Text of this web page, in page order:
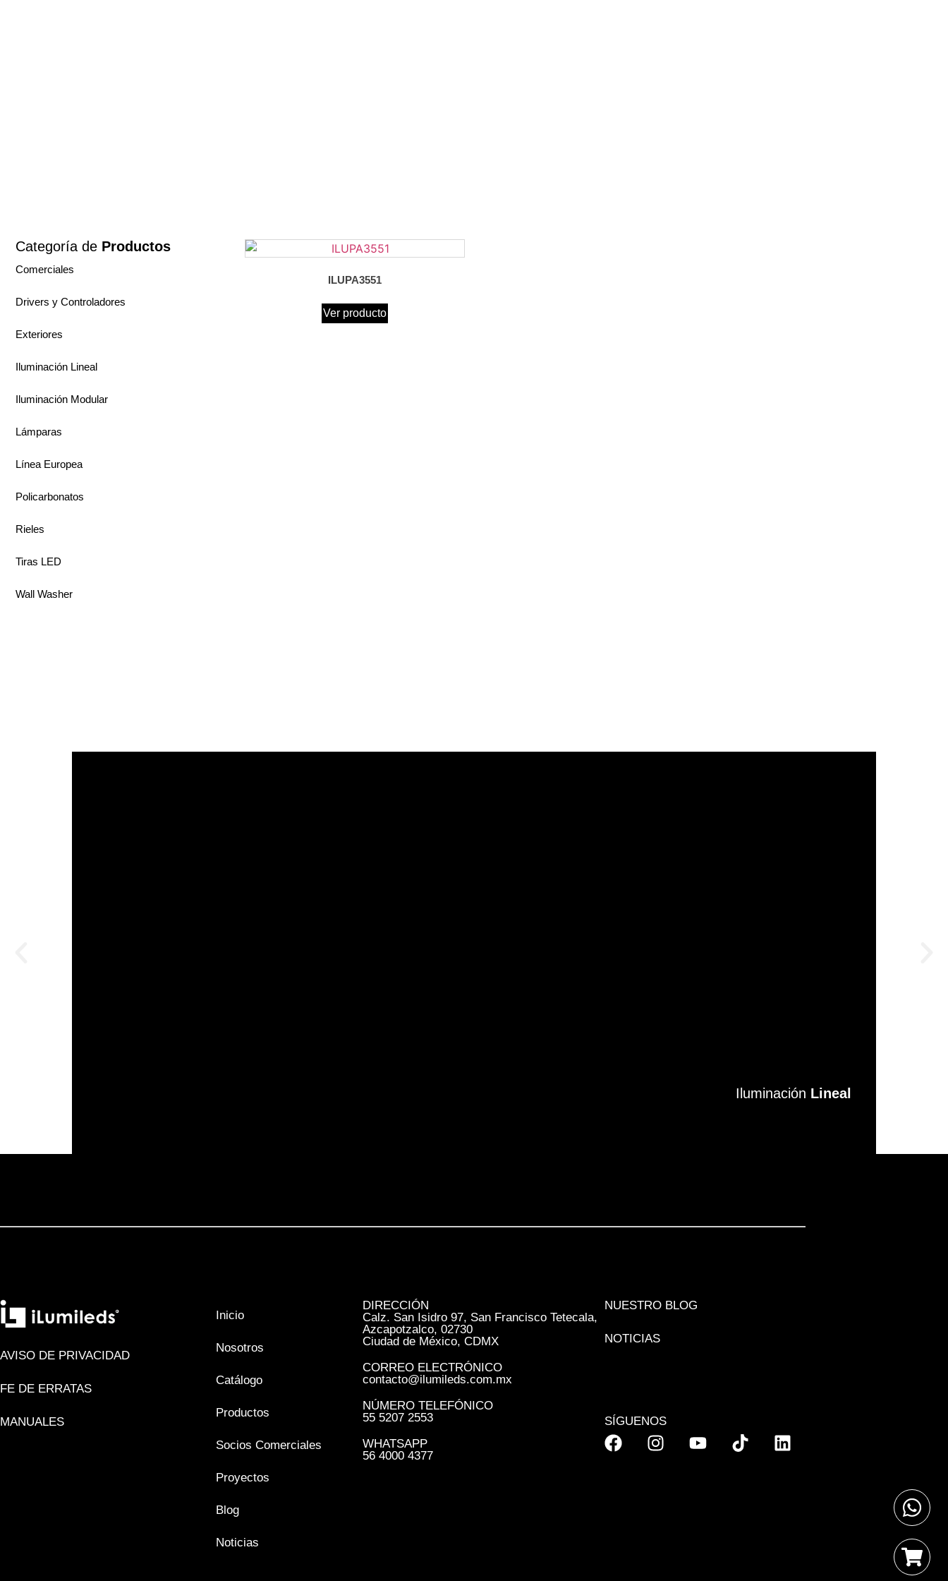
Categoría de Productos
Comerciales
Drivers y Controladores
Exteriores
Iluminación Lineal
Iluminación Modular
Lámparas
Línea Europea
Policarbonatos
Rieles
Tiras LED
Wall Washer
ILUPA3551
Ver producto
Iluminación Lineal
Iluminación Lineal
AVISO DE PRIVACIDAD
FE DE ERRATAS
MANUALES
Inicio
Nosotros
Catálogo
Productos
Socios Comerciales
Proyectos
Blog
Noticias
DIRECCIÓN
Calz. San Isidro 97, San Francisco Tetecala,
Azcapotzalco, 02730
Ciudad de México, CDMX
CORREO ELECTRÓNICO
contacto@ilumileds.com.mx
NÚMERO TELEFÓNICO
55 5207 2553
WHATSAPP
56 4000 4377
NUESTRO BLOG
NOTICIAS
SÍGUENOS